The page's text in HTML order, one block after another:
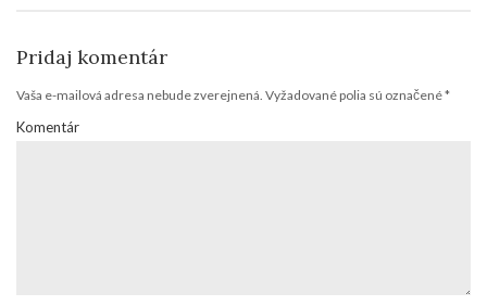
Pridaj komentár
Vaša e-mailová adresa nebude zverejnená. Vyžadované polia sú označené*
Komentár